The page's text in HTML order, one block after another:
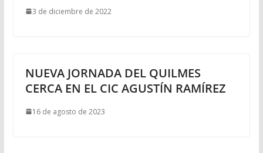
3 de diciembre de 2022
NUEVA JORNADA DEL QUILMES
CERCA EN EL CIC AGUSTÍN RAMÍREZ
16 de agosto de 2023